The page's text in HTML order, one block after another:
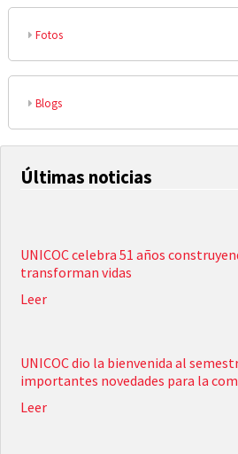
Fotos
Blogs
Últimas noticias
UNICOC celebra 51 años
transforman vidas
Leer
UNICOC dio la bienvenida al
importantes novedades para la
Leer